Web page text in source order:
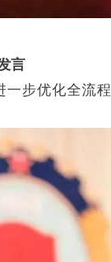
言
步优化全流